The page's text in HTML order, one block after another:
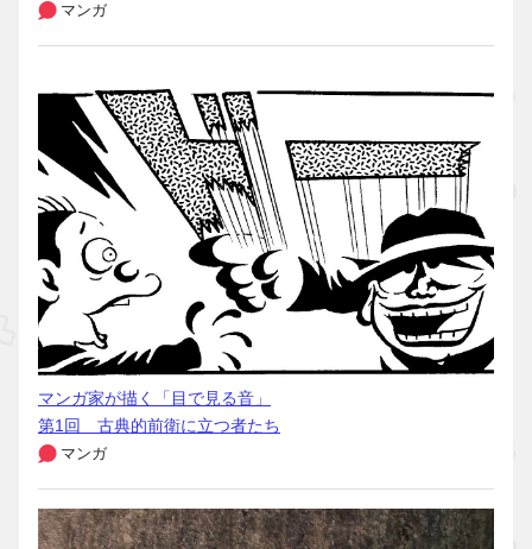
マンガ
マンガ家が描く「目で見る音」
第1回 古典的前衛に立つ者たち
マンガ